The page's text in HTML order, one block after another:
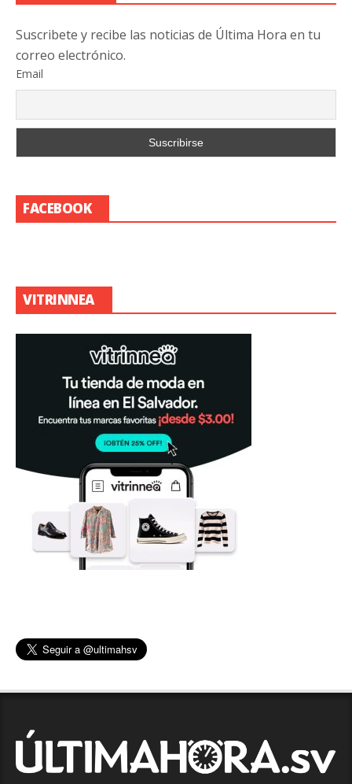
Suscribete y recibe las noticias de Última Hora en tu
correo electrónico.
Email
FACEBOOK
VITRINNEA